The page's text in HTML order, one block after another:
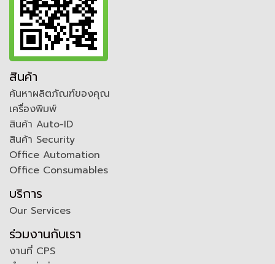
สินค้า
ค้นหาผลิตภัณฑ์ของคุณ
เครื่องพิมพ์
สินค้า Auto-ID
สินค้า Security
Office Automation
Office Consumables
บริการ
Our Services
ร่วมงานกับเรา
งานที่ CPS